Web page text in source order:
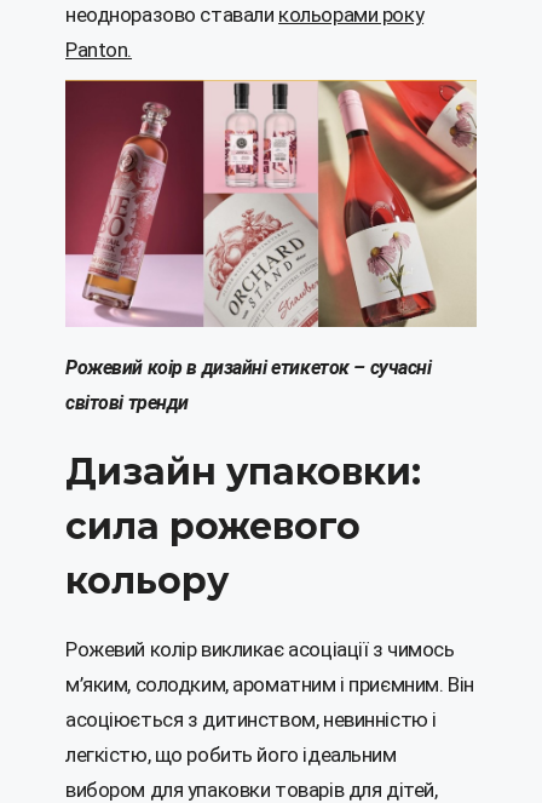
неодноразово ставали кольорами року
Panton.
Рожевий коір в дизайні етикеток – сучасні
світові тренди
Дизайн упаковки:
сила рожевого
кольору
Рожевий колір викликає асоціації з чимось
м’яким, солодким, ароматним і приємним. Він
асоціюється з дитинством, невинністю і
легкістю, що робить його ідеальним
вибором для упаковки товарів для дітей,